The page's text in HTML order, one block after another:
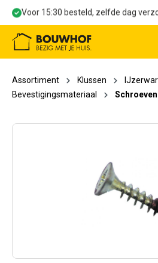
Voor 15:30 besteld, zelfde dag
Assortiment Klussen
Bevestigingsmateriaal
Schroeven